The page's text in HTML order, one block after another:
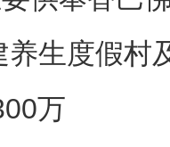
养生度假村
万